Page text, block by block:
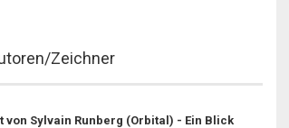
Zeichner
von Sylvain Runberg (Orbital) - Ein Blick